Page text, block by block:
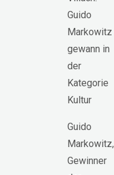
Guido
Markowitz,
Gewinner